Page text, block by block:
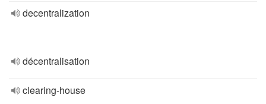
decentralization
décentralisation
clearing-house